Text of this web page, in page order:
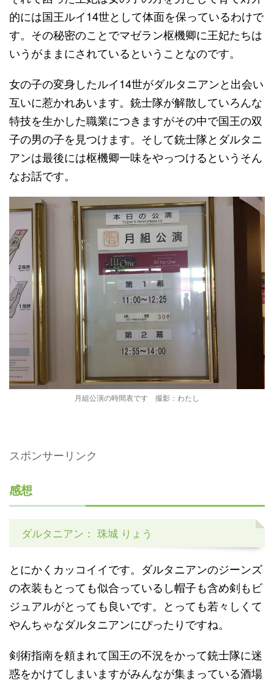
的には国王ルイ14世として体面を保っているわけで
す。その秘密のことでマゼラン枢機卿に王妃たちは
いうがままにされているということなのです。
女の子の変身したルイ14世がダルタニアンと出会い
互いに惹かれあいます。銃士隊が解散していろんな
特技を生かした職業につきますがその中で国王の双
子の男の子を見つけます。そして銃士隊とダルタニ
アンは最後には枢機卿一味をやっつけるというそん
なお話です。
月組公演の時間表です 撮影：わたし
スポンサーリンク
感想
ダルタニアン： 珠城 りょう
とにかくカッコイイです。ダルタニアンのジーンズ
の衣装もとっても似合っているし帽子も含め剣もビ
ジュアルがとっても良いです。とっても若々しくて
やんちゃなダルタニアンにぴったりですね。
剣術指南を頼まれて国王の不況をかって銃士隊に迷
惑をかけてしまいますがみんなが集まっている酒場